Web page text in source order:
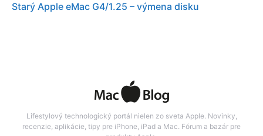
Starý Apple eMac G4/1.25 – výmena disku
Lifestylový technologický portál nielen zo sveta Apple. Novinky,
recenzie, aplikácie, tipy pre iPhone, iPad a Mac. Fórum a bazár pre